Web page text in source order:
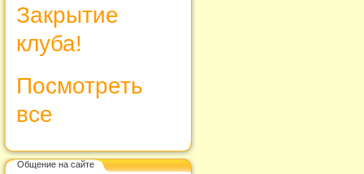
Закрытие
клуба!
Посмотреть
все
Общение на сайте